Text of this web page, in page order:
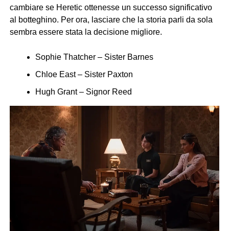
cambiare se Heretic ottenesse un successo significativo
al botteghino. Per ora, lasciare che la storia parli da sola
sembra essere stata la decisione migliore.
Sophie Thatcher – Sister Barnes
Chloe East – Sister Paxton
Hugh Grant – Signor Reed